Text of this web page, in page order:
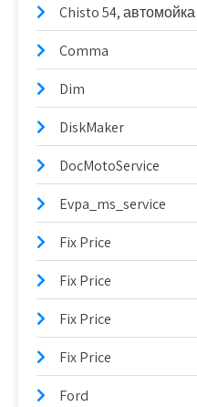
Chisto 54, автомойка
Comma
Dim
DiskMaker
DocMotoService
Evpa_ms_service
Fix Price
Fix Price
Fix Price
Fix Price
Ford